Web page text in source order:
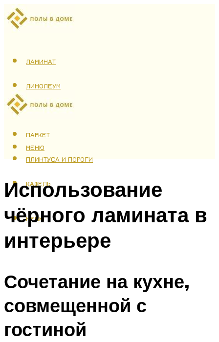
ЛАМИНАТ
ЛИНОЛЕУМ
ТЕПЛЫЙ ПОЛ
ПАРКЕТ
ПЛИНТУСА И ПОРОГИ
КАФЕЛЬ
МЕНЮ
МЕНЮ
Использование
чёрного ламината в
интерьере
Сочетание на кухне,
совмещенной с
гостиной